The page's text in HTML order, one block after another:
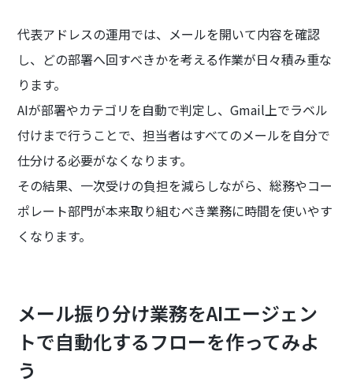
代表アドレスの運用では、メールを開いて内容を確認
し、どの部署へ回すべきかを考える作業が日々積み重な
ります。
AIが部署やカテゴリを自動で判定し、Gmail上でラベル
付けまで行うことで、担当者はすべてのメールを自分で
仕分ける必要がなくなります。
その結果、一次受けの負担を減らしながら、総務やコー
ポレート部門が本来取り組むべき業務に時間を使いやす
くなります。
メール振り分け業務をAIエージェン
トで自動化するフローを作ってみよ
う